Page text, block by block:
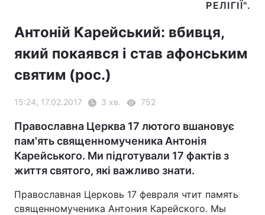
Антоній Карейський: вбивця,
який покаявся і став афонським
святим (рос.)
15:24, 17.02.2017 3 хв. 752
Православна Церква 17 лютого вшановує
пам'ять священномученика Антонія
Карейського. Ми підготували 17 фактів з
життя святого, які важливо знати.
Православная Церковь 17 февраля чтит память
священномученика Антония Карейского. Мы